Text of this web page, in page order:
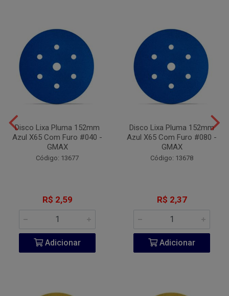
Disco Lixa Pluma 152mm
Azul X65 Com Furo #040 -
GMAX
Código: 13677
R$ 2,59
Adicionar
Disco Lixa Pluma 152mm
Azul X65 Com Furo #080 -
GMAX
Código: 13678
R$ 2,37
Adicionar